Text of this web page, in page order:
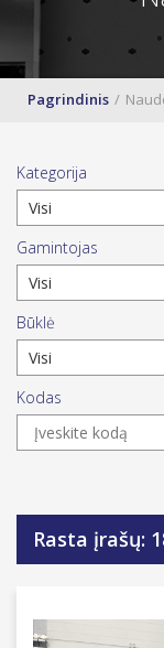
Pagrindinis
Kategorija
Gamintojas
Būklė
Kodas
Rasta įrašų: